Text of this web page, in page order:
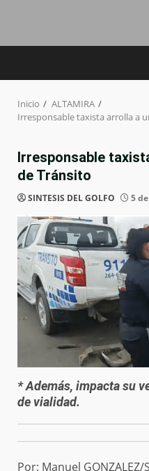
Inicio
ALTAMIRA
Irresponsable taxista arrolla a
Irresponsable
de Tránsito
SINTESIS DEL GOLFO 5
* Además, impacta su
de vialidad.
Por: Manuel GONZALEZ/